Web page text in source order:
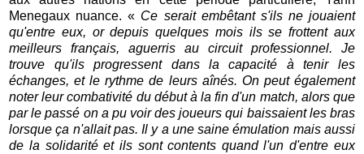
Menegaux nuance. « Ce serait embêtant s'ils ne jouaient
qu'entre eux, or depuis quelques mois ils se frottent aux
meilleurs français, aguerris au circuit professionnel. Je
trouve qu'ils progressent dans la capacité à tenir les
échanges, et le rythme de leurs aînés. On peut également
noter leur combativité du début à la fin d'un match, alors que
par le passé on a pu voir des joueurs qui baissaient les bras
lorsque ça n'allait pas. Il y a une saine émulation mais aussi
de la solidarité et ils sont contents quand l'un d'entre eux